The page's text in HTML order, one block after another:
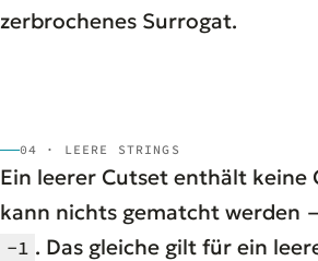
zerbrochenes Surrogat.
04 · LEERE STRINGS
Ein leerer Cutset enthält keine
kann nichts gematcht werden
-1 . Das gleiche gilt für ein